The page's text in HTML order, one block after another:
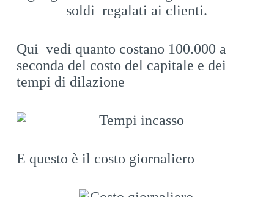
soldi regalati ai clienti.
Qui vedi quanto costano 100.000 a
seconda del costo del capitale e dei
tempi di dilazione
E questo è il costo giornaliero